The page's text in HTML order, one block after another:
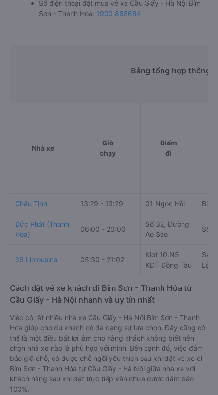
Số điện thoại đặt mua vé xe Cầu Giấy - Hà Nội Bỉm
Sơn - Thanh Hóa: 1900 888684
Bảng tổng hợp thông
Nhà xe
Giờ
chạy
Điểm
đi
Châu Tịnh 13:29 - 13:29 01 Ngọc Hồi
Đức Phát (Thanh
Hóa)
06:00 - 20:00
Số 32, Đường
Ao Sào
Số
36 Limousine 05:30 - 21:02
Kiot 10.N5
KĐT Đồng Tàu
Lộ
Cách đặt vé xe khách đi Bỉm Sơn - Thanh Hóa từ
Cầu Giấy - Hà Nội nhanh và uy tín nhất
Việc có rất nhiều nhà xe Cầu Giấy - Hà Nội Bỉm Sơn - Thanh
Hóa giúp cho du khách có đa dạng sự lựa chọn. Đây cũng có
thể là một điều bất lợi làm cho hàng khách không biết nên
chọn nhà xe nào là phù hợp với mình. Bên cạnh đó, việc đảm
bảo giữ chỗ, có được chỗ ngồi yêu thích sau khi đặt vé xe đi
Bỉm Sơn - Thanh Hóa từ Cầu Giấy - Hà Nội giữa nhà xe với
khách hàng sau khi đặt trực tiếp vẫn chưa được đảm bảo
100%.